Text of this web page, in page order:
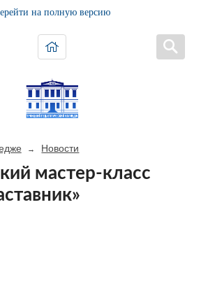
на полную версию
→ Новости
мастер-класс